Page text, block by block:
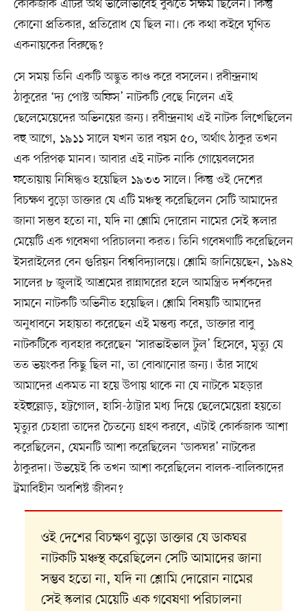
কোর্কজাক এটির অর্থ ভালোভাবেই বুঝতে সক্ষম ছিলেন। কিন্তু
কোনো প্রতিকার, প্রতিরোধ যে ছিল না। কে কথা কইবে ঘৃণিত
একনায়কের বিরুদ্ধে?
সে সময় তিনি একটি অদ্ভুত কাণ্ড করে বসলেন। রবীন্দ্রনাথ
ঠাকুরের ‘দ্য পোস্ট অফিস’ নাটকটি বেছে নিলেন এই
ছেলেমেয়েদের অভিনয়ের জন্য। রবীন্দ্রনাথ এই নাটক লিখেছিলেন
বহু আগে, ১৯১১ সালে যখন তার বয়স ৫০, অর্থাৎ ঠাকুর তখন
এক পরিপক্ব মানব। আবার এই নাটক নাকি গোয়েবলসের
ফতোয়ায় নিষিদ্ধও হয়েছিল ১৯৩৩ সালে। কিন্তু ওই দেশের
বিচক্ষণ বুড়ো ডাক্তার যে এটি মঞ্চস্থ করেছিলেন সেটি আমাদের
জানা সম্ভব হতো না, যদি না শ্লোমি দোরোন নামের সেই স্কলার
মেয়েটি এক গবেষণা পরিচালনা করত। তিনি গবেষণাটি করেছিলেন
ইসরাইলের বেন গুরিয়ন বিশ্ববিদ্যালয়ে। শ্লোমি জানিয়েছেন, ১৯৪২
সালের ৮ জুলাই আশ্রমের রান্নাঘরের হলে আমন্ত্রিত দর্শকদের
সামনে নাটকটি অভিনীত হয়েছিল। শ্লোমি বিষয়টি আমাদের
অনুধাবনে সহায়তা করেছেন এই মন্তব্য করে, ডাক্তার বাবু
নাটকটিকে ব্যবহার করেছেন ‘সারভাইভাল টুল’ হিসেবে, মৃত্যু যে
তত ভয়ংকর কিছু ছিল না, তা বোঝানোর জন্য। তাঁর সাথে
আমাদের একমত না হয়ে উপায় থাকে না যে নাটকে মহড়ার
হইহুল্লোড়, হট্টগোল, হাসি-ঠাট্টার মধ্য দিয়ে ছেলেমেয়েরা হয়তো
মৃত্যুর চেহারা তাদের চৈতন্যে গ্রহণ করবে, এটাই কোর্কজাক আশা
করেছিলেন, যেমনটি আশা করেছিলেন ‘ডাকঘর’ নাটকের
ঠাকুরদা। উভয়েই কি তখন আশা করেছিলেন বালক-বালিকাদের
ট্রমাবিহীন অবশিষ্ট জীবন?
ওই দেশের বিচক্ষণ বুড়ো ডাক্তার যে ডাকঘর
নাটকটি মঞ্চস্থ করেছিলেন সেটি আমাদের জানা
সম্ভব হতো না, যদি না শ্লোমি দোরোন নামের
সেই স্কলার মেয়েটি এক গবেষণা পরিচালনা